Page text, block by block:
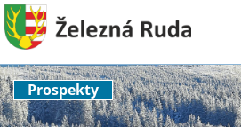
Prospekty